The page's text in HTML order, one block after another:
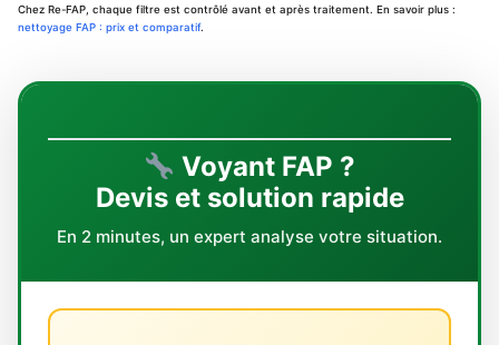
Chez Re-FAP, chaque filtre est contrôlé avant et après traitement. En savoir plus :
nettoyage FAP : prix et comparatif.
Voyant FAP ?
Devis et solution rapide
En 2 minutes, un expert analyse votre situation.